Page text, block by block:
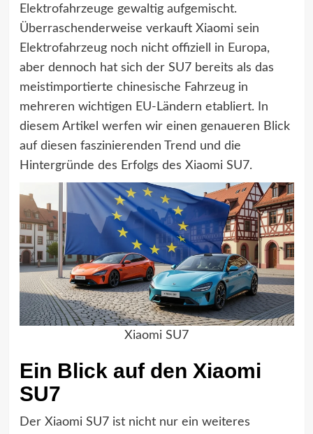
Elektrofahrzeuge gewaltig aufgemischt.
Überraschenderweise verkauft Xiaomi sein
Elektrofahrzeug noch nicht offiziell in Europa,
aber dennoch hat sich der SU7 bereits als das
meistimportierte chinesische Fahrzeug in
mehreren wichtigen EU-Ländern etabliert. In
diesem Artikel werfen wir einen genaueren Blick
auf diesen faszinierenden Trend und die
Hintergründe des Erfolgs des Xiaomi SU7.
Xiaomi SU7
Ein Blick auf den Xiaomi
SU7
Der Xiaomi SU7 ist nicht nur ein weiteres